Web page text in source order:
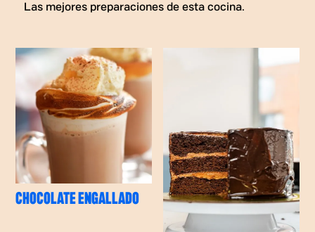
Las mejores preparaciones de esta cocina.
CHOCOLATE ENGALLADO